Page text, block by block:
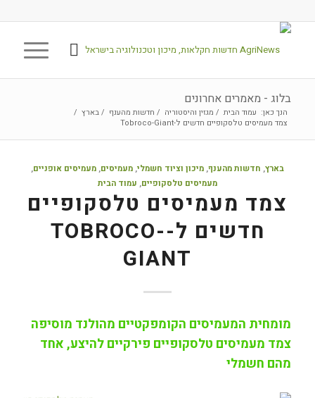
בלוג - מאמרים אחרונים
הנך כאן: עמוד הבית / מגזין והיסטוריה / חדשות מהענף / בארץ /
צמד מעמיסים טלסקופיים חדשים ל-Tobroco-Giant
בארץ, חדשות מהענף, מיכון וציוד חשמלי, מעמיסים, מעמיסים אופניים,
מעמיסים טלסקופיים, עמוד הבית
צמד מעמיסים טלסקופיים
חדשים ל-TOBROCO-
GIANT
מומחית המעמיסים הקומפקטיים מהולנד מוסיפה
צמד מעמיסים טלסקופיים פירקיים להיצע, אחד
מהם חשמלי